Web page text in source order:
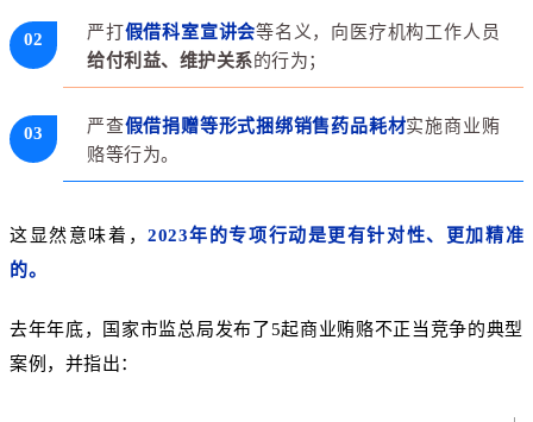
02 严打假借科室宣讲会等名义，向医疗机构工作人员
给付利益、维护关系的行为；
03 严查假借捐赠等形式捆绑销售药品耗材实施商业贿
赂等行为。
这显然意味着，2023年的专项行动是更有针对性、更加精准
的。
去年年底，国家市监总局发布了5起商业贿赂不正当竞争的典型
案例，并指出：